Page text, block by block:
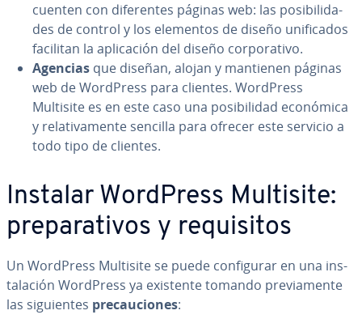
cuenten con di­fe­re­n­tes páginas web: las po­si­bi­li­da­
des de control y los elementos de diseño uni­fi­ca­dos
facilitan la apli­ca­ción del diseño co­r­po­ra­ti­vo.
Agencias que diseñan, alojan y mantienen páginas
web de WordPress para clientes. WordPress
Multisite es en este caso una po­si­bi­li­dad económica
y re­la­ti­va­me­n­te sencilla para ofrecer este servicio a
todo tipo de clientes.
Instalar WordPress Multisite:
pre­pa­ra­ti­vos y re­qui­si­tos
Un WordPress Multisite se puede co­n­fi­gu­rar en una in­s­
ta­la­ción WordPress ya existente tomando pre­via­me­n­te
las si­guie­n­tes pre­cau­cio­nes: